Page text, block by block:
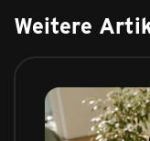
Weitere